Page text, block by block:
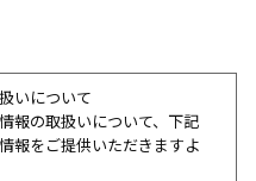
いについて
報の取扱いについて、下記
報をご提供いただきますよ